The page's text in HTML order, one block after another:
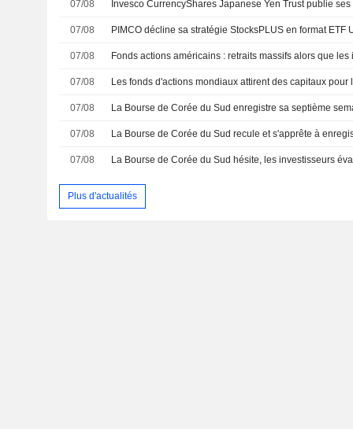
07/08
07/08 PIMCO décline sa stratégie StocksPLUS en format ETF
07/08
07/08
07/08
07/08
07/08
Plus d'actualités